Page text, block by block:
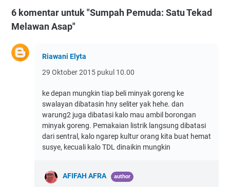
6 komentar untuk "Sumpah Pemuda: Satu Tekad
Melawan Asap"
Riawani Elyta
29 Oktober 2015 pukul 10.00
ke depan mungkin tiap beli minyak goreng ke
swalayan dibatasin hny seliter yak hehe. dan
warung2 juga dibatasi kalo mau ambil borongan
minyak goreng. Pemakaian listrik langsung dibatasi
dari sentral, kalo ngarep kultur orang kita buat hemat
susye, kecuali kalo TDL dinaikin mungkin
AFIFAH AFRA